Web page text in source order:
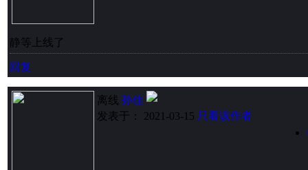
静等上线了
回复
离线 孙佳
发表于： 2021-03-15 只看该作者